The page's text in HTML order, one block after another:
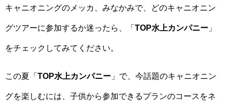
キャニオニングのメッカ、みなかみで、どのキャニオニン
グツアーに参加するか迷ったら、「TOP水上カンパニー 」
をチェックしてみてください。
この夏「TOP水上カンパニー 」で、今話題のキャニオニン
グを楽しむには、子供から参加できるプランのコースをネ